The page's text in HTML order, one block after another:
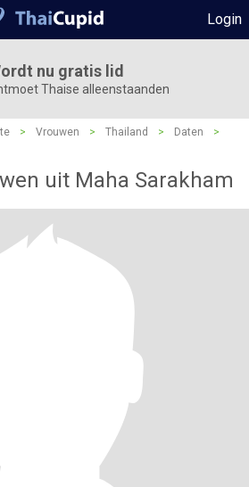
Login
nu gratis lid
Thaise alleenstaanden
> Vrouwen > Thailand > Daten
>
uit Maha Sarakham